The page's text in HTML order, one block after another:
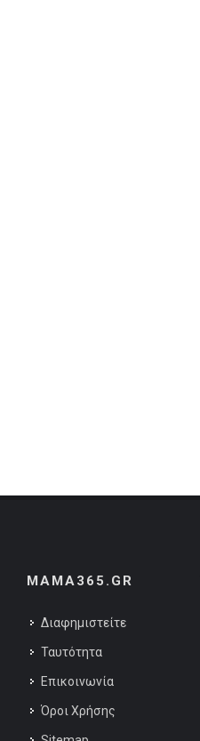
MAMA365.GR
Διαφημιστείτε
Ταυτότητα
Επικοινωνία
Όροι Χρήσης